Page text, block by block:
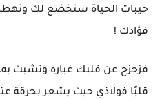
خيبات الحياة ستخضع لك
فؤادك !
فزحزح عن قلبك غباره وتشبث
قلبًا فولاذي حيث يشعر بحرقة